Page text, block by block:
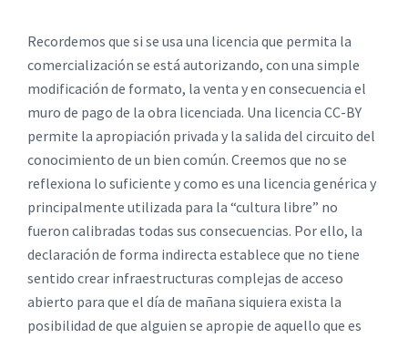
Recordemos que si se usa una licencia que permita la
comercialización se está autorizando, con una simple
modificación de formato, la venta y en consecuencia el
muro de pago de la obra licenciada. Una licencia CC-BY
permite la apropiación privada y la salida del circuito del
conocimiento de un bien común. Creemos que no se
reflexiona lo suficiente y como es una licencia genérica y
principalmente utilizada para la “cultura libre” no
fueron calibradas todas sus consecuencias. Por ello, la
declaración de forma indirecta establece que no tiene
sentido crear infraestructuras complejas de acceso
abierto para que el día de mañana siquiera exista la
posibilidad de que alguien se apropie de aquello que es